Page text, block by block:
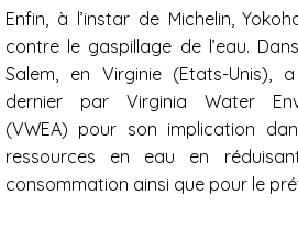
Enfin, à l’instar de Michelin,
contre le gaspillage de l’eau.
Salem, en Virginie (Etats-Unis),
dernier par Virginia Water
(VWEA) pour son implication
ressources en eau en
consommation ainsi que pour le